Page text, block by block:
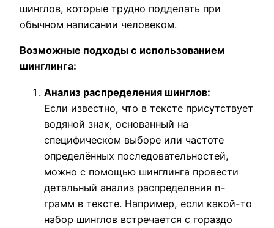
шинглов, которые трудно подделать при
обычном написании человеком.
Возможные подходы с использованием
шинглинга:
Анализ распределения шинглов:
Если известно, что в тексте присутствует
водяной знак, основанный на
специфическом выборе или частоте
определённых последовательностей,
можно с помощью шинглинга провести
детальный анализ распределения n-
грамм в тексте. Например, если какой-то
набор шинглов встречается с гораздо